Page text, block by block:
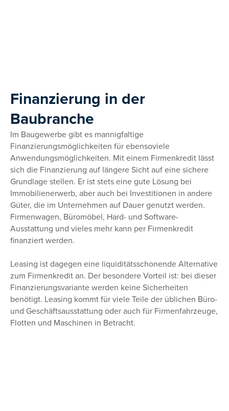
Finanzierung in der
Baubranche
Im Baugewerbe gibt es mannigfaltige
Finanzierungsmöglichkeiten für ebensoviele
Anwendungsmöglichkeiten. Mit einem Firmenkredit lässt
sich die Finanzierung auf längere Sicht auf eine sichere
Grundlage stellen. Er ist stets eine gute Lösung bei
Immobilienerwerb, aber auch bei Investitionen in andere
Güter, die im Unternehmen auf Dauer genutzt werden.
Firmenwagen, Büromöbel, Hard- und Software-
Ausstattung und vieles mehr kann per Firmenkredit
finanziert werden.
Leasing ist dagegen eine liquiditätsschonende Alternative
zum Firmenkredit an. Der besondere Vorteil ist: bei dieser
Finanzierungsvariante werden keine Sicherheiten
benötigt. Leasing kommt für viele Teile der üblichen Büro-
und Geschäftsausstattung oder auch für Firmenfahrzeuge,
Flotten und Maschinen in Betracht.